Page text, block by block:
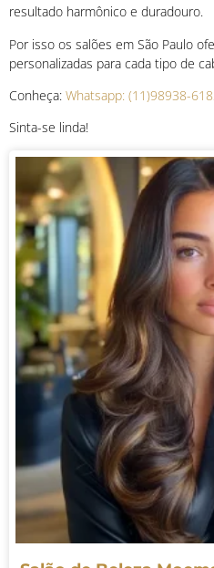
resultado harmônico e duradouro.
Por isso os salões em São Paulo
personalizadas para cada tipo de
Conheça: Whatsapp: (11)98938-
Sinta-se linda!